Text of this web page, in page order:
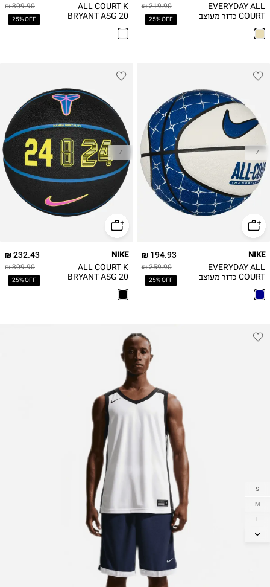
219.90 ₪
25% OFF
EVERYDAY ALL
COURT כדור מעוצב
309.90 ₪
25% OFF
ALL COURT K
BRYANT ASG 20
7
194.93 ₪
259.90 ₪
25% OFF
NIKE
EVERYDAY ALL
COURT כדור מעוצב
7
232.43 ₪
309.90 ₪
25% OFF
NIKE
ALL COURT K
BRYANT ASG 20
S
M
L
XL